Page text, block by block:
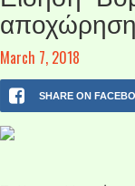
αποχώρηση
March 7, 2018
SHARE ON